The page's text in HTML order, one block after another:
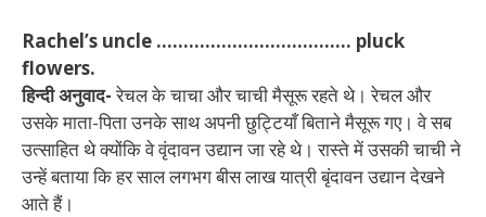
Rachel’s uncle ……………………………… pluck
flowers.
हिन्दी अनुवाद-रेचल के चाचा और चाची मैसूरू रहते थे। रेचल और
उसके माता-पिता उनके साथ अपनी छुट्टियाँ बिताने मैसूरू गए। वे सब
उत्साहित थे क्योंकि वे वृंदावन उद्यान जा रहे थे। रास्ते में उसकी चाची ने
उन्हें बताया कि हर साल लगभग बीस लाख यात्री बृंदावन उद्यान देखने
आते हैं।